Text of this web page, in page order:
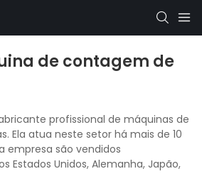
de contagem de
profissional de máquinas de
Ela atua neste setor há mais de 10
empresa são vendidos
Estados Unidos, Alemanha, Japão,